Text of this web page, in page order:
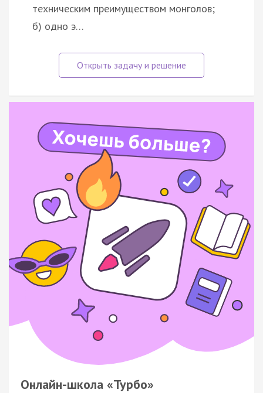
техническим преимуществом монголов;
б) одно э…
Онлайн-школа «Турбо»